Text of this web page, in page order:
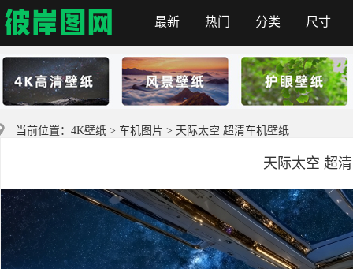
彼岸图网
最新 热门 分类 尺寸
当前位置： 4K壁纸 > 车机图片 > 天际太空 超清车机壁纸
天际太空 超